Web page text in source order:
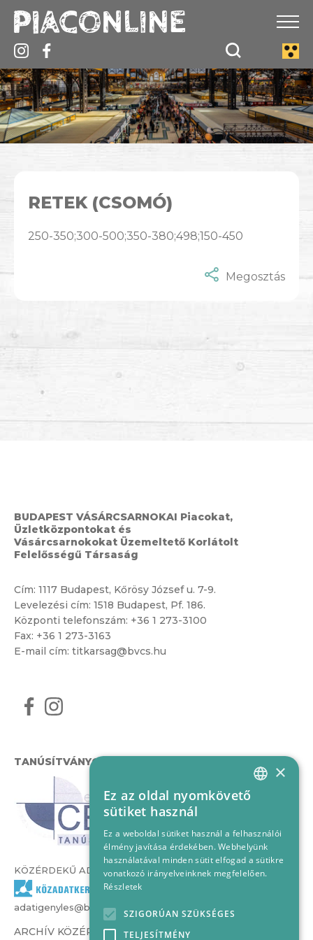
RETEK (CSOMÓ)
250-350;300-500;350-380;498;150-450
Megosztás
BUDAPEST VÁSÁRCSARNOKAI Piacokat,
Üzletközpontokat és
Vásárcsarnokokat Üzemeltető Korlátolt
Felelősségű Társaság
Cím: 1117 Budapest, Kőrösy József u. 7-9.
Levelezési cím: 1518 Budapest, Pf. 186.
Központi telefonszám: +36 1 273-3100
Fax: +36 1 273-3163
E-mail cím: titkarsag@bvcs.hu
TANÚSÍTVÁNYOK
KÖZÉRDEKŰ ADATOK
adatigenyles@bvcs.hu
ARCHÍV KÖZÉRDEKŰ ADATOK –
HUNGARIAN
×
Ez az oldal nyomkövető
sütiket használ
Ez a weboldal sütiket használ a felhasználói
élmény javítása érdekében. Webhelyünk
használatával minden sütit elfogad a sütikre
vonatkozó irányelveinknek megfelelően.
Részletek
SZIGORÚAN SZÜKSÉGES
TELJESÍTMÉNY